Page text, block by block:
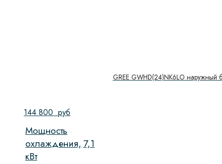
GREE GWHD(24)NK6LO наружный
144 800 руб
Мощность
охлаждения,
кВт
7,1